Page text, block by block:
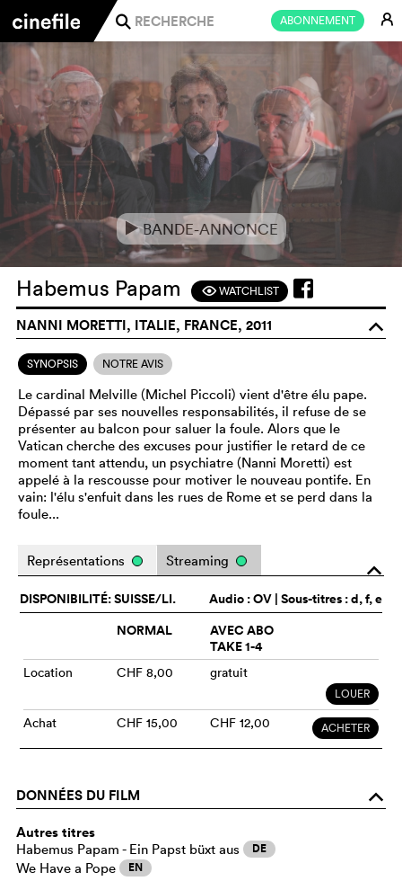
ABONNEMENT E
j
eBANDE-ANNONCE
Habemus Papam FWATCHLIST
NANNI MORETTI, ITALIE, FRANCE, 2011 o
SYNOPSIS NOTRE AVIS
Le cardinal Melville (Michel Piccoli) vient d'être élu pape.
Dépassé par ses nouvelles responsabilités, il refuse de se
présenter au balcon pour saluer la foule. Alors que le
Vatican cherche des excuses pour justifier le retard de ce
moment tant attendu, un psychiatre (Nanni Moretti) est
appelé à la rescousse pour motiver le nouveau pontife. En
vain: l'élu s'enfuit dans les rues de Rome et se perd dans la
foule...
o
Représentations Streaming
Audio :OV | Sous-titres : d, f, e
DISPONIBILITÉ: SUISSE/LI.
NORMAL
AVEC ABO
TAKE 1-4
Location CHF 8,00 gratuit
LOUER
Achat CHF 15,00 CHF 12,00 ACHETER
DONNÉES DU FILM o
Autres titres
Habemus Papam - Ein Papst büxt aus DE
We Have a Pope EN